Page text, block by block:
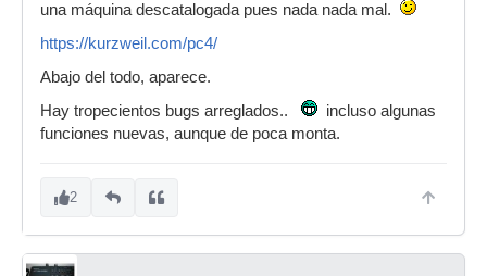
una máquina descatalogada pues nada nada mal.
https://kurzweil.com/pc4/
Abajo del todo, aparece.
Hay tropecientos bugs arreglados..
incluso algunas
funciones nuevas, aunque de poca monta.
2